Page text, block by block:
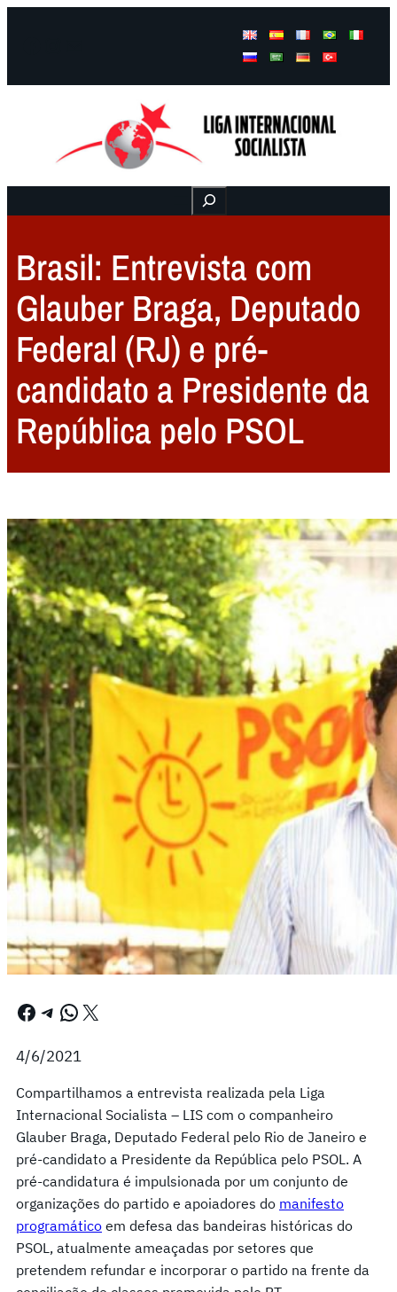
Buscar
Brasil: Entrevista com
Glauber Braga, Deputado
Federal (RJ) e pré-
candidato a Presidente da
República pelo PSOL
Facebook Telegram WhatsApp X
4/6/2021
Compartilhamos a entrevista realizada pela Liga
Internacional Socialista – LIS com o companheiro
Glauber Braga, Deputado Federal pelo Rio de Janeiro e
pré-candidato a Presidente da República pelo PSOL. A
pré-candidatura é impulsionada por um conjunto de
organizações do partido e apoiadores do manifesto
programático em defesa das bandeiras históricas do
PSOL, atualmente ameaçadas por setores que
pretendem refundar e incorporar o partido na frente da